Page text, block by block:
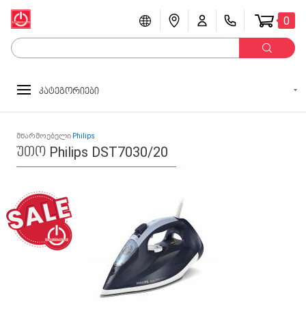
0
კატეგორიები
მწარმოებელი Philips
უთო Philips DST7030/20